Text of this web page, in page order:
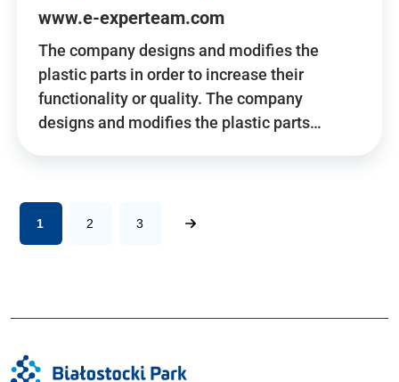
www.e-experteam.com
The company designs and modifies the
plastic parts in order to increase their
functionality or quality. The company
designs and modifies the plastic parts…
1 2 3